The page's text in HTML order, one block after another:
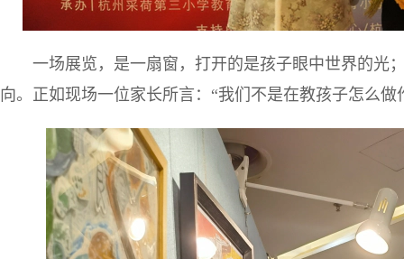
一场展览，是一扇窗，打开的是孩子眼中世界的光
向。正如现场一位家长所言：“我们不是在教孩子怎么